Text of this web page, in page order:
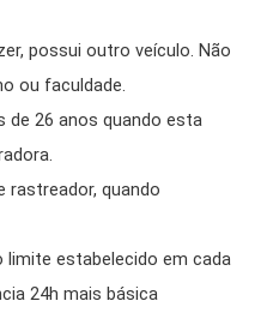
possui outro veículo. Não
ou faculdade.
de 26 anos quando esta
rastreador, quando
estabelecido em cada
24h mais básica